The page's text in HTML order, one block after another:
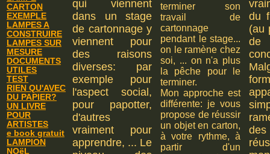
CARTON
EXEMPLE
LAMPES A
CONSTRUIRE
LAMPES SUR
MESURE
DOCUMENTS
UTILES
TEST
RIEN QU'AVEC
DU PAPIER?
UN LIVRE
POUR
ARTISTES
e book gratuit
LAMPION
NOëL
qui viennent
dans un stage
de cartonnage y
viennent pour
des raisons
diverses: par
exemple pour
l'aspect social,
pour papotter,
d'autres
vraiment pour
apprendre, ... Le
terminer son
travail de
cartonnage
pendant le stage...
on le ramène chez
soi, ... on n'a plus
la pêche pour le
terminer.
Mon approche est
différente: je vous
propose de réussir
un objet en carton,
à votre rythme, à
partir d'un
du
(au